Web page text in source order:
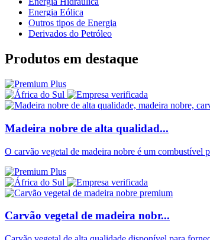
Energia Eólica
Outros tipos de Energia
Derivados do Petróleo
Produtos em destaque
Madeira nobre de alta qualidad...
O carvão vegetal de madeira nobre é um combustível
Carvão vegetal de madeira nobr...